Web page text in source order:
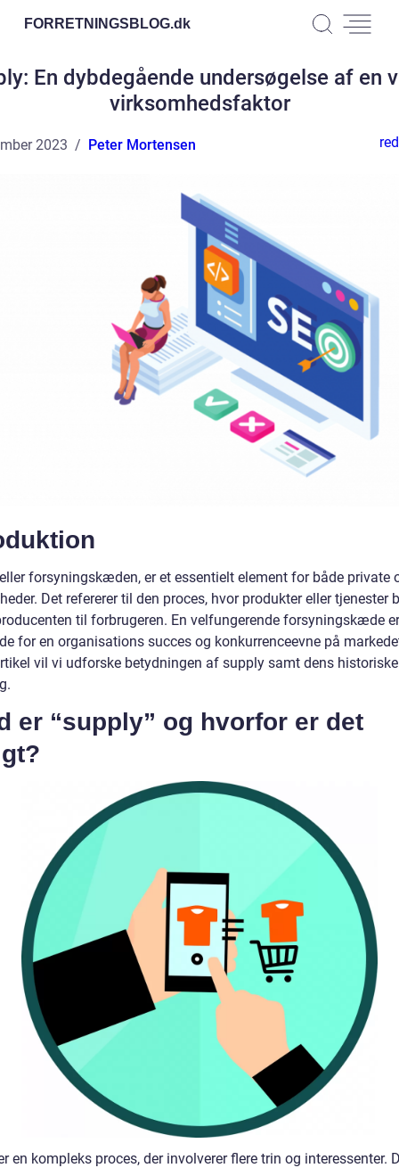
FORRETNINGSBLOG.dk
En dybdegående undersøgelse af en
virksomhedsfaktor
2023 Peter Mortensen
forsyningskæden, er et essentielt element for både private
Det refererer til den proces, hvor produkter eller tjenester
til forbrugeren. En velfungerende forsyningskæde er
for en organisations succes og konkurrenceevne på
vil vi udforske betydningen af supply samt dens historiske
er “supply” og hvorfor er det
en kompleks proces, der involverer flere trin og interessenter.